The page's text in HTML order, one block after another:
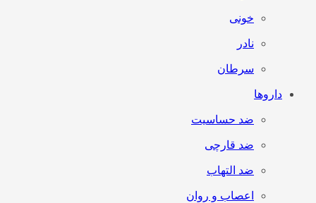
خونی
نادر
سرطان
داروها
ضد حساسیت
ضد قارچی
ضد التهاب
اعصاب و روان